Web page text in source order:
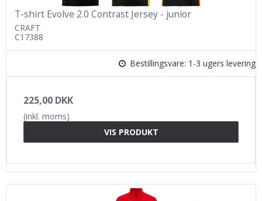
T-shirt Evolve 2.0 Contrast Jersey - junior
CRAFT
C17388
Bestillingsvare: 1-3 ugers levering
225,00 DKK
(inkl. moms)
VIS PRODUKT